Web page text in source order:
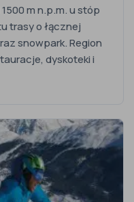
m n.p.m. u stóp
trasy o łącznej
snowpark. Region
dyskoteki i